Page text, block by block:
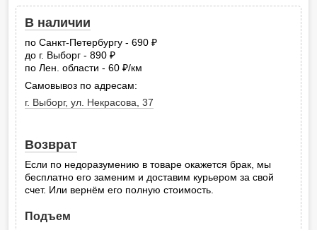
В наличии
по Санкт-Петербургу - 690
до г. Выборг - 890
по Лен. области - 60
руб.
/км
Самовывоз по адресам:
г. Выборг, ул. Некрасова, 37
Возврат
Если по недоразумению в товаре окажется брак, мы
бесплатно его заменим и доставим курьером за свой
счет. Или вернём его полную стоимость.
Подъем